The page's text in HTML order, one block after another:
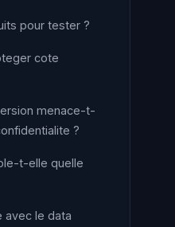
pour tester ?
cote
menace-t-
?
t-elle quelle
avec le data